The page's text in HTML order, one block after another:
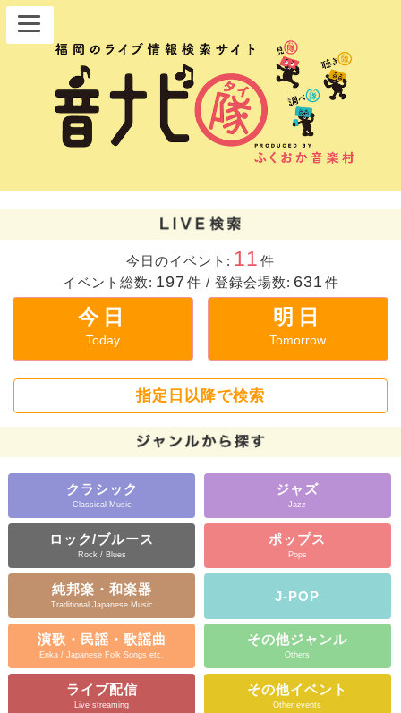
今日のイベント: 11 件
イベント総数: 197 件 / 登録会場数: 631 件
今日
Today
明日
Tomorrow
指定日以降で検索
クラシック
Classical Music
ジャズ
Jazz
ロック/ブルース
Rock / Blues
ポップス
Pops
純邦楽・和楽器
Traditional Japanese Music
J-POP
演歌・民謡・歌謡曲
Enka / Japanese Folk Songs etc.
その他ジャンル
Others
ライブ配信
Live streaming
その他イベント
Other events